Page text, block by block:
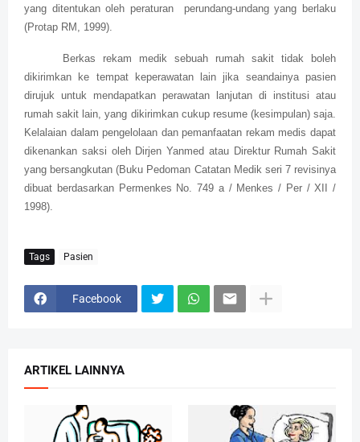
yang ditentukan oleh peraturan perundang-undang yang berlaku
(Protap RM, 1999).
Berkas rekam medik sebuah rumah sakit tidak boleh
dikirimkan ke tempat keperawatan lain jika seandainya pasien
dirujuk untuk mendapatkan perawatan lanjutan di institusi atau
rumah sakit lain, yang dikirimkan cukup resume (kesimpulan) saja.
Kelalaian dalam pengelolaan dan pemanfaatan rekam medis dapat
dikenankan saksi oleh Dirjen Yanmed atau Direktur Rumah Sakit
yang bersangkutan (Buku Pedoman Catatan Medik seri 7 revisinya
dibuat berdasarkan Permenkes No. 749 a / Menkes / Per / XII /
1998).
Tags Pasien
Facebook
ARTIKEL LAINNYA